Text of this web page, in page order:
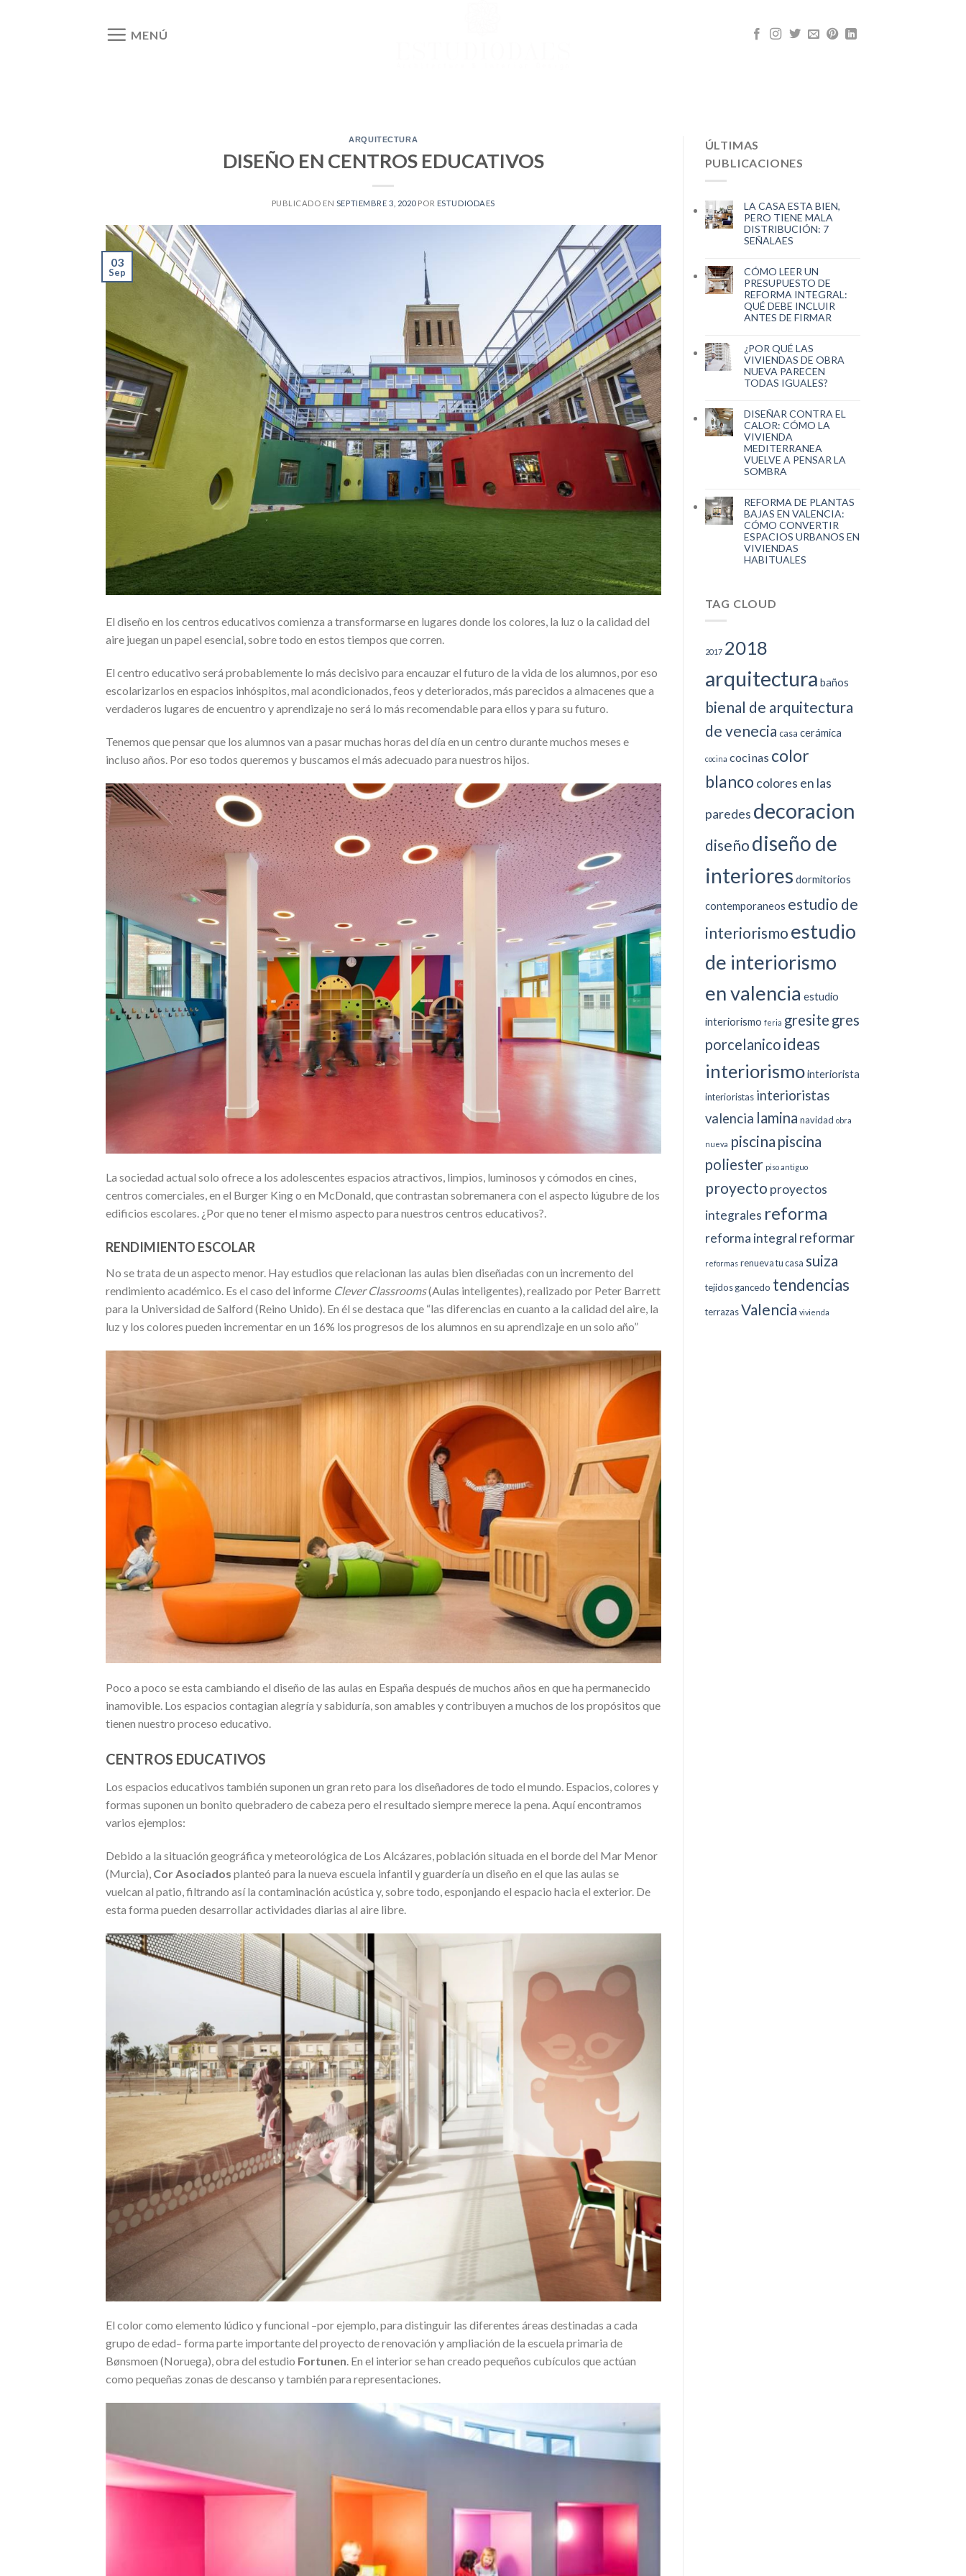
MENÚ
ARQUITECTURA
DISEÑO EN CENTROS EDUCATIVOS
PUBLICADO EN SEPTIEMBRE 3, 2020POR ESTUDIODAES
03
Sep
El diseño en los centros educativos comienza a transformarse en lugares donde los colores, la luz o la calidad del
aire juegan un papel esencial, sobre todo en estos tiempos que corren.
El centro educativo será probablemente lo más decisivo para encauzar el futuro de la vida de los alumnos, por eso
escolarizarlos en espacios inhóspitos, mal acondicionados, feos y deteriorados, más parecidos a almacenes que a
verdaderos lugares de encuentro y aprendizaje no será lo más recomendable para ellos y para su futuro.
Tenemos que pensar que los alumnos van a pasar muchas horas del día en un centro durante muchos meses e
incluso años. Por eso todos queremos y buscamos el más adecuado para nuestros hijos.
La sociedad actual solo ofrece a los adolescentes espacios atractivos, limpios, luminosos y cómodos en cines,
centros comerciales, en el Burger King o en McDonald, que contrastan sobremanera con el aspecto lúgubre de los
edificios escolares. ¿Por que no tener el mismo aspecto para nuestros centros educativos?.
RENDIMIENTO ESCOLAR
No se trata de un aspecto menor. Hay estudios que relacionan las aulas bien diseñadas con un incremento del
rendimiento académico. Es el caso del informe Clever Classrooms(Aulas inteligentes), realizado por Peter Barrett
para la Universidad de Salford (Reino Unido). En él se destaca que “las diferencias en cuanto a la calidad del aire, la
luz y los colores pueden incrementar en un 16% los progresos de los alumnos en su aprendizaje en un solo año”
Poco a poco se esta cambiando el diseño de las aulas en España después de muchos años en que ha permanecido
inamovible. Los espacios contagian alegría y sabiduría, son amables y contribuyen a muchos de los propósitos que
tienen nuestro proceso educativo.
CENTROS EDUCATIVOS
Los espacios educativos también suponen un gran reto para los diseñadores de todo el mundo. Espacios, colores y
formas suponen un bonito quebradero de cabeza pero el resultado siempre merece la pena. Aquí encontramos
varios ejemplos:
Debido a la situación geográfica y meteorológica de Los Alcázares, población situada en el borde del Mar Menor
(Murcia), Cor Asociados planteó para la nueva escuela infantil y guardería un diseño en el que las aulas se
vuelcan al patio, filtrando así la contaminación acústica y, sobre todo, esponjando el espacio hacia el exterior. De
esta forma pueden desarrollar actividades diarias al aire libre.
El color como elemento lúdico y funcional –por ejemplo, para distinguir las diferentes áreas destinadas a cada
grupo de edad– forma parte importante del proyecto de renovación y ampliación de la escuela primaria de
Bønsmoen (Noruega), obra del estudio Fortunen. En el interior se han creado pequeños cubículos que actúan
como pequeñas zonas de descanso y también para representaciones.
ÚLTIMAS
PUBLICACIONES
LA CASA ESTA BIEN,
PERO TIENE MALA
DISTRIBUCIÓN: 7
SEÑALAES
CÓMO LEER UN
PRESUPUESTO DE
REFORMA INTEGRAL:
QUÉ DEBE INCLUIR
ANTES DE FIRMAR
¿POR QUÉ LAS
VIVIENDAS DE OBRA
NUEVA PARECEN
TODAS IGUALES?
DISEÑAR CONTRA EL
CALOR: CÓMO LA
VIVIENDA
MEDITERRANEA
VUELVE A PENSAR LA
SOMBRA
REFORMA DE PLANTAS
BAJAS EN VALENCIA:
CÓMO CONVERTIR
ESPACIOS URBANOS EN
VIVIENDAS
HABITUALES
TAG CLOUD
2017 2018
arquitectura baños
bienal de arquitectura
de venecia casa cerámica
cocina cocinas color
blanco colores en las
paredes decoracion
diseño diseño de
interiores dormitorios
contemporaneos estudio de
interiorismo estudio
de interiorismo
en valencia estudio
interiorismo feria gresite gres
porcelanico ideas
interiorismointeriorista
interioristas interioristas
valencia lamina navidad obra
nueva piscina piscina
poliester piso antiguo
proyecto proyectos
integrales reforma
reforma integral reformar
reformas renueva tu casa suiza
tejidos gancedo tendencias
terrazas Valencia vivienda